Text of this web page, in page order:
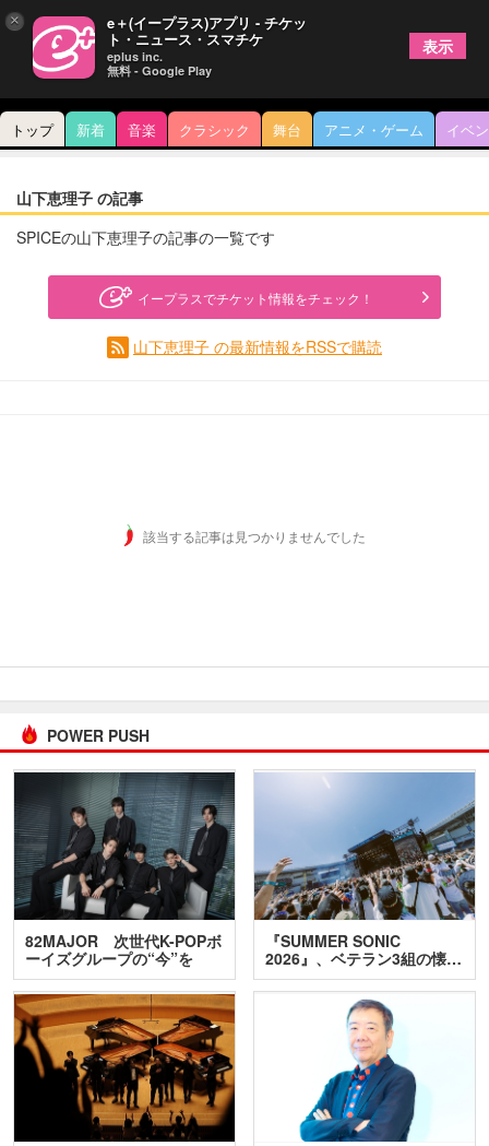
トップ 新着 音楽 クラシック 舞台 アニメ・ゲーム イベ
山下恵理子 の記事
SPICEの山下恵理子の記事の一覧です
イープラスでチケット情報をチェック！
山下恵理子 の最新情報をRSSで購読
該当する記事は見つかりませんでした
POWER PUSH
82MAJOR 次世代K-POPボ
ーイズグループの“今”を
訊…
『SUMMER SONIC
2026』、ベテラン3組の懐…
× e＋(イープラス)アプリ - チケッ
ト・ニュース・スマチケ
eplus inc.
無料 - Google Play
表示